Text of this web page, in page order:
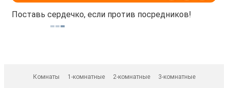
Поставь сердечко, если против посредников!
Комнаты 1-комнатные 2-комнатные 3-комнатные